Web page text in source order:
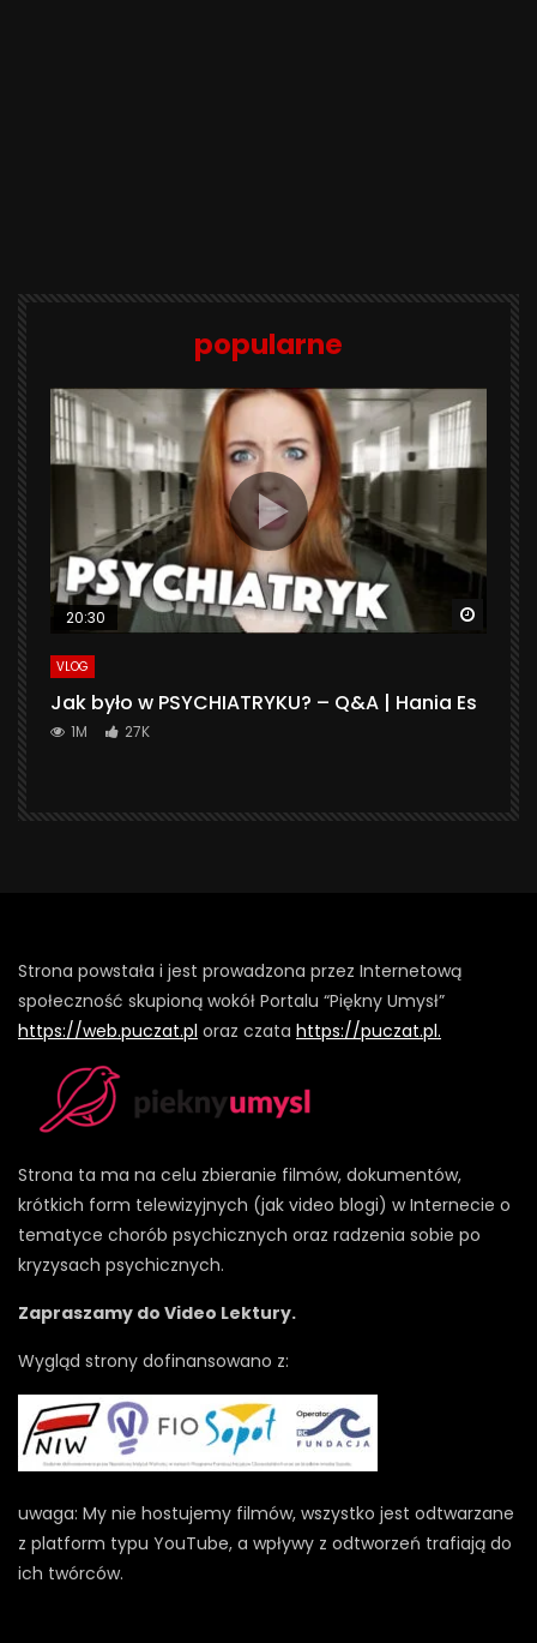
popularne
20:30
VLOG
Jak było w PSYCHIATRYKU? – Q&A | Hania Es
1M 27K
Strona powstała i jest prowadzona przez Internetową
społeczność skupioną wokół Portalu “Piękny Umysł”
https://web.puczat.pl oraz czata https://puczat.pl.
Strona ta ma na celu zbieranie filmów, dokumentów,
krótkich form telewizyjnych (jak video blogi) w Internecie o
tematyce chorób psychicznych oraz radzenia sobie po
kryzysach psychicznych.
Zapraszamy do Video Lektury.
Wygląd strony dofinansowano z:
uwaga: My nie hostujemy filmów, wszystko jest odtwarzane
z platform typu YouTube, a wpływy z odtworzeń trafiają do
ich twórców.